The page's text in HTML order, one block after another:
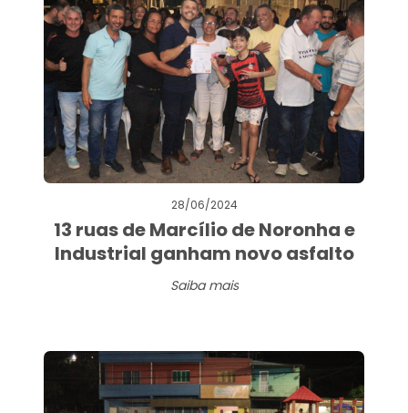
28/06/2024
13 ruas de Marcílio de Noronha e
Industrial ganham novo asfalto
Saiba mais